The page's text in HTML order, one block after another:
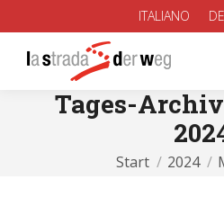
ITALIANO
Tages-
Sie
Start 2024